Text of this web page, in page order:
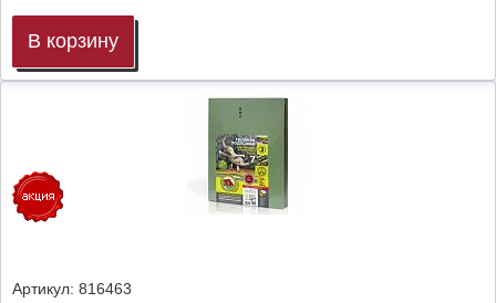
В корзину
Артикул: 816463